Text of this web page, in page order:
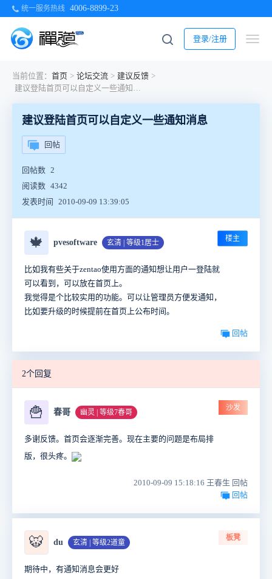
统一服务热线 4006-8899-23
登录/注册
当前位置： 首页 > 论坛交流 > 建议反馈 >
建议登陆首页可以自定义一些通知消息
建议登陆首页可以自定义一些通知消息
回帖
回帖数 2
阅读数 4342
发表时间
2010-09-09 13:39:05
🍁 pvesoftware 玄清 | 等级1居士 楼主
比如我有些关于zentao使用方面的通知想让用户一登陆就
可以看到，可以放在首页上。
我觉得是个比较实用的功能。可以让管理员方便发通知，
比如要升级的时候提前在首页上公布时间。
回帖
2个回复
🍟 春哥 幽灵 | 等级7春哥
沙发
多谢反馈。首页会逐渐完善。现在主要的问题是布局排
版，很头疼。
2010-09-09 15:18:16 王春生 回帖
回帖
🐯 du 玄清 | 等级2道童
板凳
期待中，有通知消息会更好